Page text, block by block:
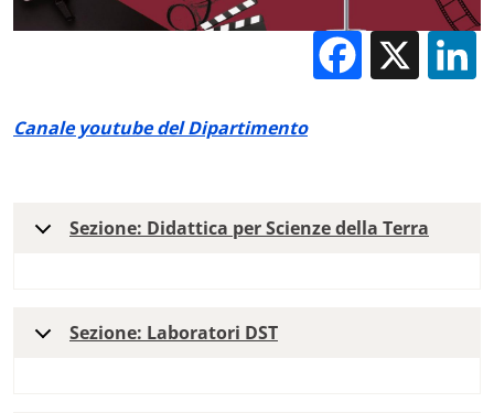
X
Canale youtube del Dipartimento
Sezione: Didattica per Scienze della Terra
Sezione: Laboratori DST